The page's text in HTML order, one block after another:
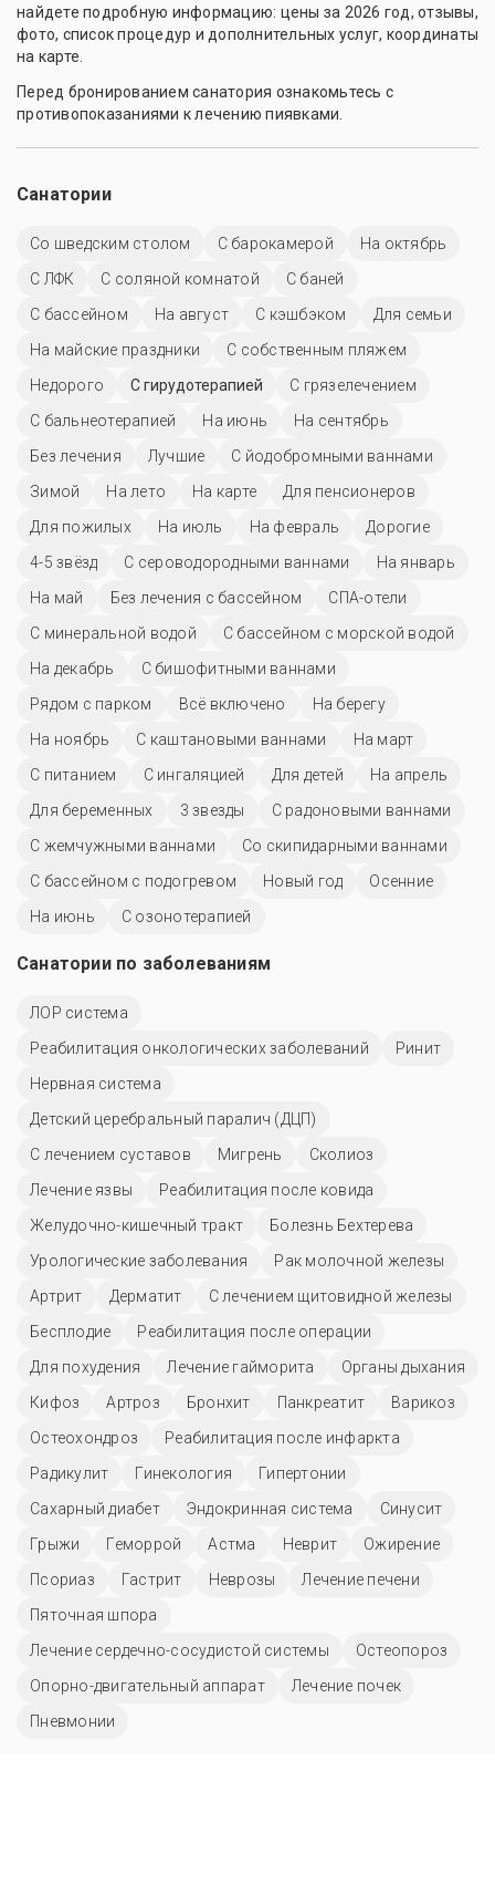
найдете подробную информацию: цены за 2026 год, отзывы,
фото, список процедур и дополнительных услуг, координаты
на карте.
Перед бронированием санатория ознакомьтесь с
противопоказаниями к лечению пиявками.
Санатории
Со шведским столом С барокамерой
На октябрь
С ЛФК
С соляной комнатой
С баней
C бассейном
На август С кэшбэком
Для семьи
На майские праздники
С собственным пляжем
Недорого
С гирудотерапией
С грязелечением
С бальнеотерапией
На июнь
На сентябрь
Без лечения
Лучшие
С йодобромными ваннами
Зимой
На лето На карте
Для пенсионеров
Для пожилых
На июль На февраль
Дорогие
4-5 звёзд
С сероводородными ваннами
На январь
На май
Без лечения с бассейном
СПА-отели
С минеральной водой
С бассейном с морской водой
На декабрь
С бишофитными ваннами
Рядом с парком
Всё включено
На берегу
На ноябрь
С каштановыми ваннами
На март
С питанием
С ингаляцией Для детей
На апрель
Для беременных
3 звезды
С радоновыми ваннами
С жемчужными ваннами
Со скипидарными ваннами
С бассейном с подогревом
Новый год
Осенние
На июнь
С озонотерапией
Санатории по заболеваниям
ЛОР система
Реабилитация онкологических заболеваний
Ринит
Нервная система
Детский церебральный паралич (ДЦП)
С лечением суставов
Мигрень
Сколиоз
Лечение язвы
Реабилитация после ковида
Желудочно-кишечный тракт
Болезнь Бехтерева
Урологические заболевания
Рак молочной железы
Артрит
Дерматит
С лечением щитовидной железы
Бесплодие
Реабилитация после операции
Для похудения
Лечение гайморита
Органы дыхания
Кифоз
Артроз Бронхит Панкреатит
Варикоз
Остеохондроз
Реабилитация после инфаркта
Радикулит
Гинекология
Гипертонии
Сахарный диабет
Эндокринная система
Синусит
Грыжи
Геморрой Астма Неврит
Ожирение
Псориаз
Гастрит Неврозы
Лечение печени
Пяточная шпора
Лечение сердечно-сосудистой системы
Остеопороз
Опорно-двигательный аппарат
Лечение почек
Пневмонии